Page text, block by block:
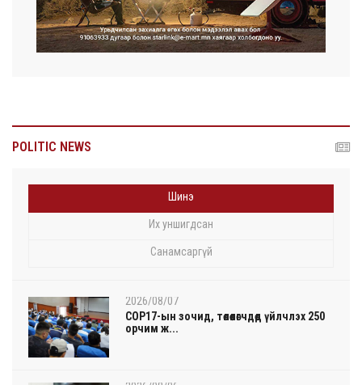
POLITIC NEWS
Шинэ
Их уншигдсан
Санамсаргүй
2026/08/07
COP17-ын зочид, төлөөлөгчдөд үйлчлэх 250
орчим ж...